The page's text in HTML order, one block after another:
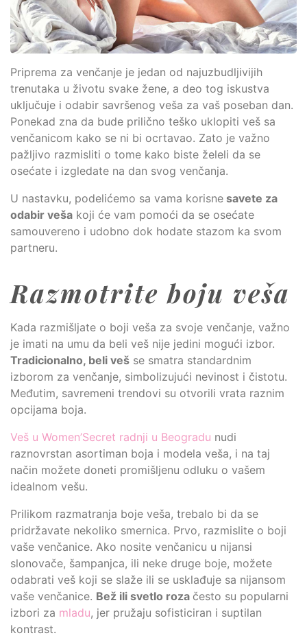
Priprema za venčanje je jedan od najuzbudljivijih
trenutaka u životu svake žene, a deo tog iskustva
uključuje i odabir savršenog veša za vaš poseban dan.
Ponekad zna da bude prilično teško uklopiti veš sa
venčanicom kako se ni bi ocrtavao. Zato je važno
pažljivo razmisliti o tome kako biste želeli da se
osećate i izgledate na dan svog venčanja.
U nastavku, podelićemo sa vama korisne savete za
odabir veša koji će vam pomoći da se osećate
samouvereno i udobno dok hodate stazom ka svom
partneru.
Razmotrite boju veša
Kada razmišljate o boji veša za svoje venčanje, važno
je imati na umu da beli veš nije jedini mogući izbor.
Tradicionalno, beli veš se smatra standardnim
izborom za venčanje, simbolizujući nevinost i čistotu.
Međutim, savremeni trendovi su otvorili vrata raznim
opcijama boja.
Veš u Women’Secret radnji u Beogradu nudi
raznovrstan asortiman boja i modela veša, i na taj
način možete doneti promišljenu odluku o vašem
idealnom vešu.
Prilikom razmatranja boje veša, trebalo bi da se
pridržavate nekoliko smernica. Prvo, razmislite o boji
vaše venčanice. Ako nosite venčanicu u nijansi
slonovače, šampanjca, ili neke druge boje, možete
odabrati veš koji se slaže ili se usklađuje sa nijansom
vaše venčanice. Bež ili svetlo roza često su popularni
izbori za mladu, jer pružaju sofisticiran i suptilan
kontrast.